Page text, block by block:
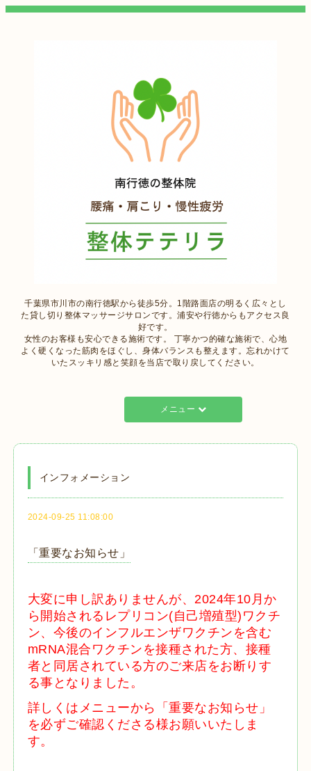
千葉県市川市の南行徳駅から徒歩5分。1階路面店の明るく広々とし
た貸し切り整体マッサージサロンです。浦安や行徳からもアクセス良
好です。
女性のお客様も安心できる施術です。 丁寧かつ的確な施術で、心地
よく硬くなった筋肉をほぐし、身体バランスも整えます。忘れかけて
いたスッキリ感と笑顔を当店で取り戻してください。
メニュー
インフォメーション
2024-09-25 11:08:00
「重要なお知らせ」
大変に申し訳ありませんが、2024年10月か
ら開始されるレプリコン(自己増殖型)ワクチ
ン、今後のインフルエンザワクチンを含む
mRNA混合ワクチンを接種された方、接種
者と同居されている方のご来店をお断りす
る事となりました。
詳しくはメニューから「重要なお知らせ」
を必ずご確認くださる様お願いいたしま
す。